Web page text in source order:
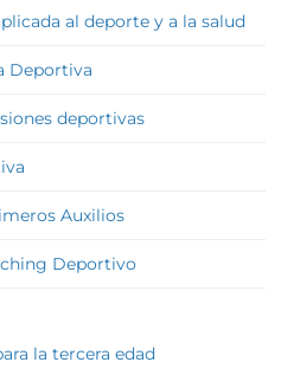
al deporte y a la salud
Deportiva
deportivas
Auxilios
Deportivo
la tercera edad